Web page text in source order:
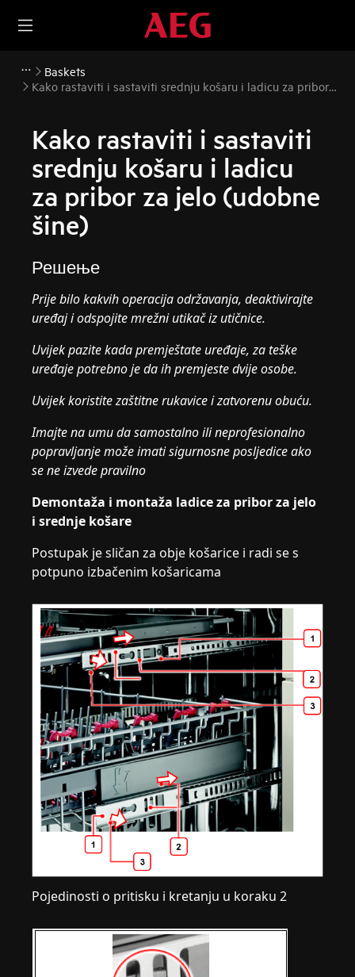
Baskets
Kako rastaviti i sastaviti srednju košaru i ladicu za pribor
Kako rastaviti i sastaviti
srednju košaru i ladicu
za pribor za jelo (udobne
šine)
Решење
Prije bilo kakvih operacija održavanja, deaktivirajte
uređaj i odspojite mrežni utikač iz utičnice.
Uvijek pazite kada premještate uređaje, za teške
uređaje potrebno je da ih premjeste dvije osobe.
Uvijek koristite zaštitne rukavice i zatvorenu obuću.
Imajte na umu da samostalno ili neprofesionalno
popravljanje može imati sigurnosne posljedice ako
se ne izvede pravilno
Demontaža i montaža ladice za pribor za jelo
i srednje košare
Postupak je sličan za obje košarice i radi se s
potpuno izbačenim košaricama
Pojedinosti o pritisku i kretanju u koraku 2